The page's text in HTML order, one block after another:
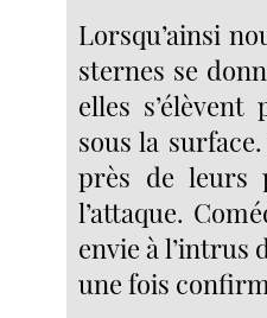
Lorsqu’ainsi
sternes se
elles
sous la
près de leurs
l’attaque.
envie à l’intrus
une fois